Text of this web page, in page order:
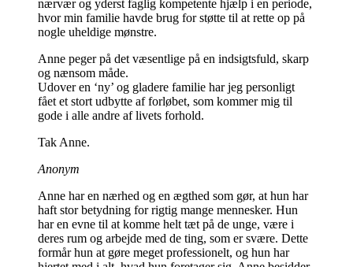
nærvær og yderst faglig kompetente hjælp i en periode,
hvor min familie havde brug for støtte til at rette op på
nogle uheldige mønstre.
Anne peger på det væsentlige på en indsigtsfuld, skarp
og nænsom måde.
Udover en ‘ny’ og gladere familie har jeg personligt
fået et stort udbytte af forløbet, som kommer mig til
gode i alle andre af livets forhold.
Tak Anne.
Anonym
Anne har en nærhed og en ægthed som gør, at hun har
haft stor betydning for rigtig mange mennesker. Hun
har en evne til at komme helt tæt på de unge, være i
deres rum og arbejde med de ting, som er svære. Dette
formår hun at gøre meget professionelt, og hun har